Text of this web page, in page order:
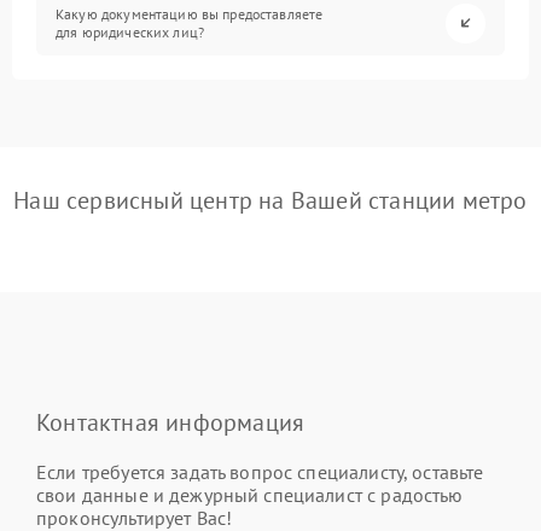
Какую документацию вы предоставляете
для юридических лиц?
Наш сервисный центр на Вашей станции метро
Контактная информация
Если требуется задать вопрос специалисту, оставьте
свои данные и дежурный специалист с радостью
проконсультирует Вас!